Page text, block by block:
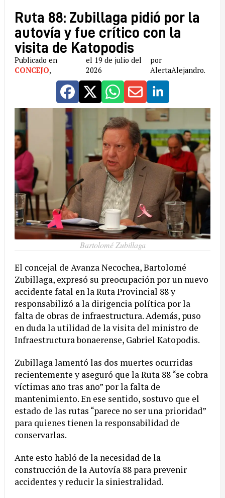
Ruta 88: Zubillaga pidió por la
autovía y fue crítico con la
visita de Katopodis
Publicado en
CONCEJO,
el 19 de julio del
2026
por
AlertaAlejandro.
Bartolomé Zubillaga
El concejal de Avanza Necochea, Bartolomé
Zubillaga, expresó su preocupación por un nuevo
accidente fatal en la Ruta Provincial 88 y
responsabilizó a la dirigencia política por la
falta de obras de infraestructura. Además, puso
en duda la utilidad de la visita del ministro de
Infraestructura bonaerense, Gabriel Katopodis.
Zubillaga lamentó las dos muertes ocurridas
recientemente y aseguró que la Ruta 88 “se cobra
víctimas año tras año” por la falta de
mantenimiento. En ese sentido, sostuvo que el
estado de las rutas “parece no ser una prioridad”
para quienes tienen la responsabilidad de
conservarlas.
Ante esto habló de la necesidad de la
construcción de la Autovía 88 para prevenir
accidentes y reducir la siniestralidad.